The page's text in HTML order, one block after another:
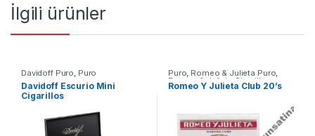
İlgili ürünler
Davidoff Puro, Puro
Davidoff Escurio Mini
Cigarillos
Puro, Romeo & Julieta Puro,
Romeo & Julieta Sigarillo,
Sigarillo
Romeo Y Julieta Club 20’s